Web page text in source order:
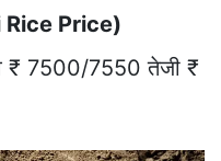
Rice Price)
₹ 7500/7550 तेजी ₹